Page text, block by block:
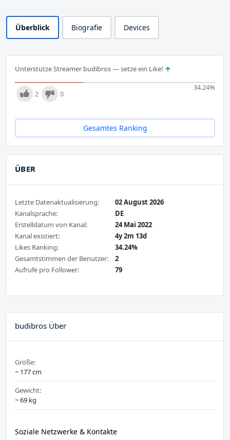
Überblick Biografie Devices
Unterstütze Streamer budibros — setze ein Like!
34.24%
2 0
Gesamtes Ranking
ÜBER
Letzte Datenaktualisierung:
02 August 2026
Kanalsprache:
DE
Erstelldatum von Kanal:
24 Mai 2022
Kanal existiert:
4y 2m 13d
Likes Ranking:
34.24%
Gesamtstimmen der Benutzer:
2
Aufrufe pro Follower:
79
budibros Über
Größe:
~ 177 cm
Gewicht:
~ 69 kg
Soziale Netzwerke & Kontakte